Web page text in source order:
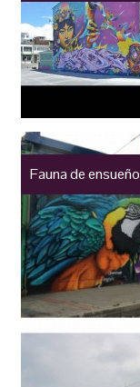
Fauna de ensueño